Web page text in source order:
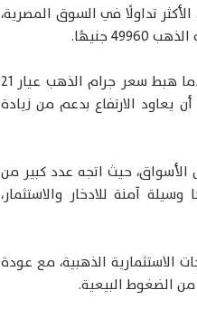
سعر جرام الذهب عيار 24 نحو 7137 جنيهًا، فيما بلغ سعر جرام الذهب عيار 21، الأكثر تداولًا في السوق المصرية،
وكان سوق الذهب المحلي قد شهد خلال الأسبوع الماضي تقلبات سعرية قوية، بعدما هبط سعر جرام الذهب عيار 21
وهو أدنى مستوى يسجله منذ منتصف يناير 2026، قبل أن يعاود الارتفاع بدعم من زيادة
الشراء داخل الأسواق، حيث اتجه عدد كبير من
آمنة للادخار والاستثمار،
الاستثمارية الذهبية، مع عودة
الضغوط البيعية.